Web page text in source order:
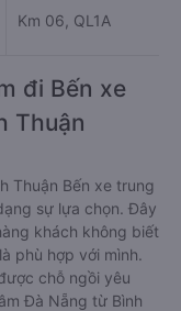
Km 06, QL1A
đi Bến xe
Thuận
Thuận Bến xe trung
sự lựa chọn. Đây
khách không biết
phù hợp với mình.
chỗ ngồi yêu
Đà Nẵng từ Bình